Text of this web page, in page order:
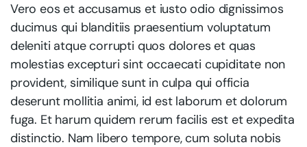
Vero eos et accusamus et iusto odio dignissimos
ducimus qui blanditiis praesentium voluptatum
deleniti atque corrupti quos dolores et quas
molestias excepturi sint occaecati cupiditate non
provident, similique sunt in culpa qui officia
deserunt mollitia animi, id est laborum et dolorum
fuga. Et harum quidem rerum facilis est et expedita
distinctio. Nam libero tempore, cum soluta nobis